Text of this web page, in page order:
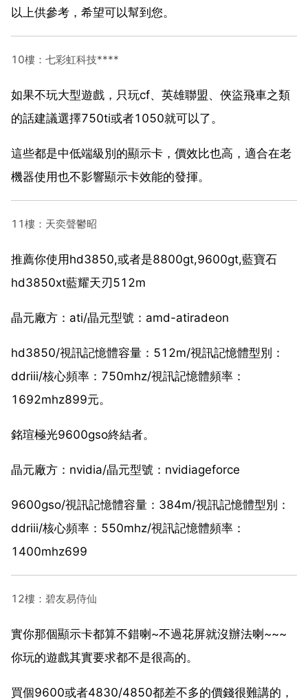
以上供參考，希望可以幫到您。
10樓：七彩虹科技****
如果不玩大型遊戲，只玩cf、英雄聯盟、俠盜飛車之類
的話建議選擇750ti或者1050就可以了。
這些都是中低端級別的顯示卡，價效比也高，適合在老
機器使用也不影響顯示卡效能的發揮。
11樓：天奕聲鬱昭
推薦你使用hd3850,或者是8800gt,9600gt,藍寶石
hd3850xt藍耀天刃512m
晶元廠方：ati/晶元型號：amd-atiradeon
hd3850/視訊記憶體容量：512m/視訊記憶體型別：
ddriii/核心頻率：750mhz/視訊記憶體頻率：
1692mhz899元。
銘瑄極光9600gso終結者。
晶元廠方：nvidia/晶元型號：nvidiageforce
9600gso/視訊記憶體容量：384m/視訊記憶體型別：
ddriii/核心頻率：550mhz/視訊記憶體頻率：
1400mhz699
12樓：碧友易侍仙
實你那個顯示卡都算不錯喇~不過花屏就沒辦法喇~~~
你玩的遊戲其實要求都不是很高的。
買個9600或者4830/4850都差不多的價錢很難講的，